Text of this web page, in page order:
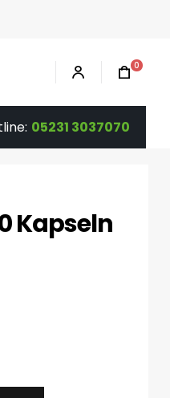
0
05231 3037070
Kapseln